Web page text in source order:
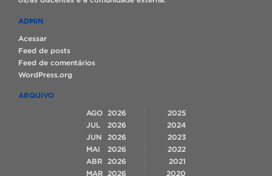
ADMIN
Acessar
Feed de posts
Feed de comentários
WordPress.org
ARQUIVO
AGO
2026
JUL
2026
JUN
2026
MAI
2026
ABR
2026
MAR
2026
2025
2024
2023
2022
2021
2020